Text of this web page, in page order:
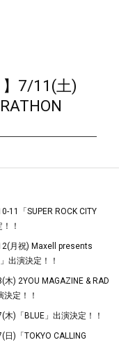
】7/11(土)
11「SUPER ROCK CITY
！
月祝) Maxell presents
出演決定！！
) 2YOU MAGAZINE & RAD
決定！！
)「BLUE」出演決定！！
)「TOKYO CALLING